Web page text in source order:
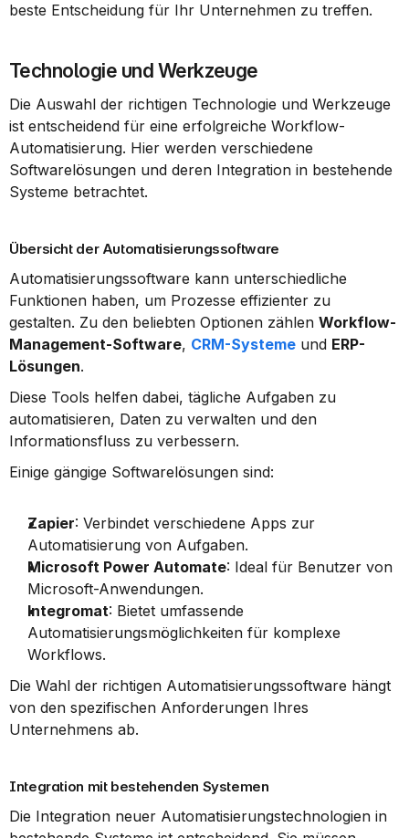
beste Entscheidung für Ihr Unternehmen zu treffen.
Technologie und Werkzeuge
Die Auswahl der richtigen Technologie und Werkzeuge
ist entscheidend für eine erfolgreiche Workflow-
Automatisierung. Hier werden verschiedene
Softwarelösungen und deren Integration in bestehende
Systeme betrachtet.
Übersicht der Automatisierungssoftware
Automatisierungssoftware kann unterschiedliche
Funktionen haben, um Prozesse effizienter zu
gestalten. Zu den beliebten Optionen zählen Workflow-
Management-Software, CRM-Systeme und ERP-
Lösungen.
Diese Tools helfen dabei, tägliche Aufgaben zu
automatisieren, Daten zu verwalten und den
Informationsfluss zu verbessern.
Einige gängige Softwarelösungen sind:
Zapier: Verbindet verschiedene Apps zur
Automatisierung von Aufgaben.
Microsoft Power Automate: Ideal für Benutzer von
Microsoft-Anwendungen.
Integromat: Bietet umfassende
Automatisierungsmöglichkeiten für komplexe
Workflows.
Die Wahl der richtigen Automatisierungssoftware hängt
von den spezifischen Anforderungen Ihres
Unternehmens ab.
Integration mit bestehenden Systemen
Die Integration neuer Automatisierungstechnologien in